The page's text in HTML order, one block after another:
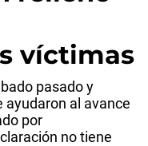
víctimas
pasado y
al avance
por
no tiene